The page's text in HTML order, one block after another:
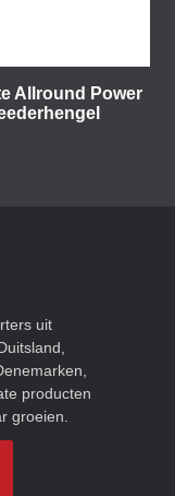
Allround Power
uit
producten
groeien.